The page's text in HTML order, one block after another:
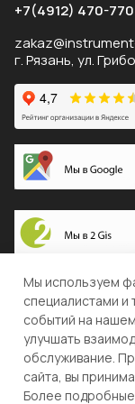
+7(4912) 470-770
г. Рязань, ул.
Доставка по
© 2026 "ЛЕВША"
Мы используем
специалистами и
событий на
улучшать
обслуживание.
сайта, вы
Более